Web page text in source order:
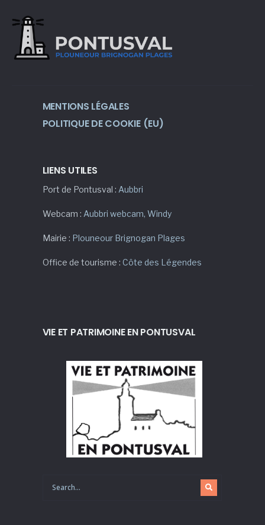
MENTIONS LÉGALES
POLITIQUE DE COOKIE (EU)
LIENS UTILES
Port de Pontusval : Aubbri
Webcam : Aubbri webcam, Windy
Mairie : Plouneour Brignogan Plages
Office de tourisme : Côte des Légendes
VIE ET PATRIMOINE EN PONTUSVAL